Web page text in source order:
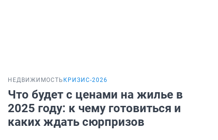
НЕДВИЖИМОСТЬ КРИЗИС-2026
Что будет с ценами на жилье в
2025 году: к чему готовиться и
каких ждать сюрпризов